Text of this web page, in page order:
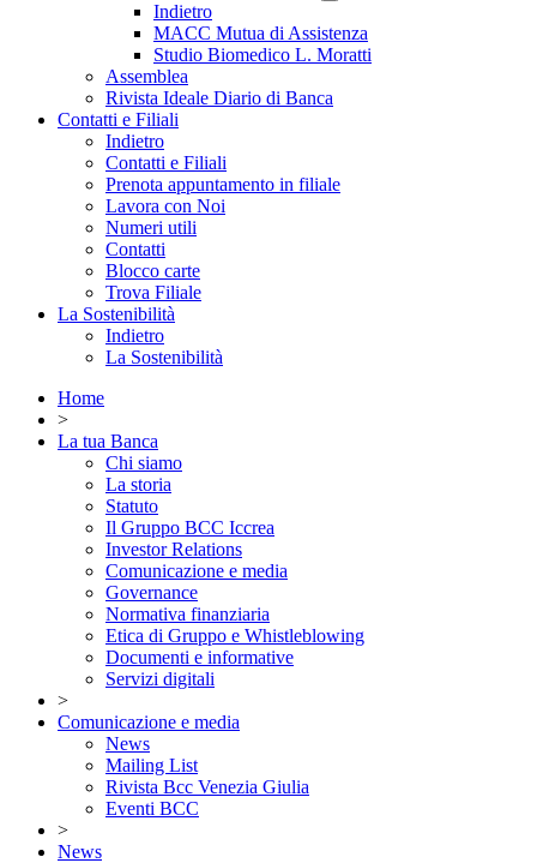
Indietro
MACC Mutua di Assistenza
Studio Biomedico L. Moratti
Assemblea
Rivista Ideale Diario di Banca
Contatti e Filiali
Indietro
Contatti e Filiali
Prenota appuntamento in filiale
Lavora con Noi
Numeri utili
Contatti
Blocco carte
Trova Filiale
La Sostenibilità
Indietro
La Sostenibilità
Home
>
La tua Banca
Chi siamo
La storia
Statuto
Il Gruppo BCC Iccrea
Investor Relations
Comunicazione e media
Governance
Normativa finanziaria
Etica di Gruppo e Whistleblowing
Documenti e informative
Servizi digitali
>
Comunicazione e media
News
Mailing List
Rivista Bcc Venezia Giulia
Eventi BCC
>
News